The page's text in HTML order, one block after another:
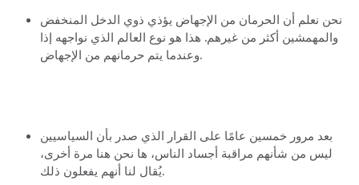
الصفحة الرئيسية
Shop
نحن نعلم أن الحرمان من الإجهاض يؤذي ذوي الدخل المنخفض
والمهمشين أكثر من غيرهم. هذا هو نوع العالم الذي نواجهه إذا
وعندما يتم حرمانهم من الإجهاض.
بعد مرور خمسين عامًا على القرار الذي صدر بأن السياسيين
ليس من شأنهم مراقبة أجساد الناس، ها نحن هنا مرة أخرى،
يُقال لنا أنهم يفعلون ذلك.